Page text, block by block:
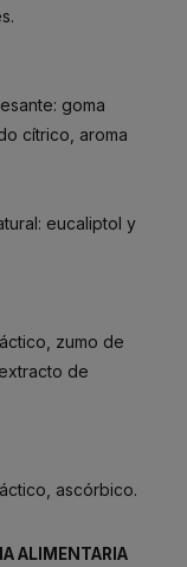
goma
cítrico, aroma
eucaliptol y
zumo de
de
ascórbico.
ALIMENTARIA